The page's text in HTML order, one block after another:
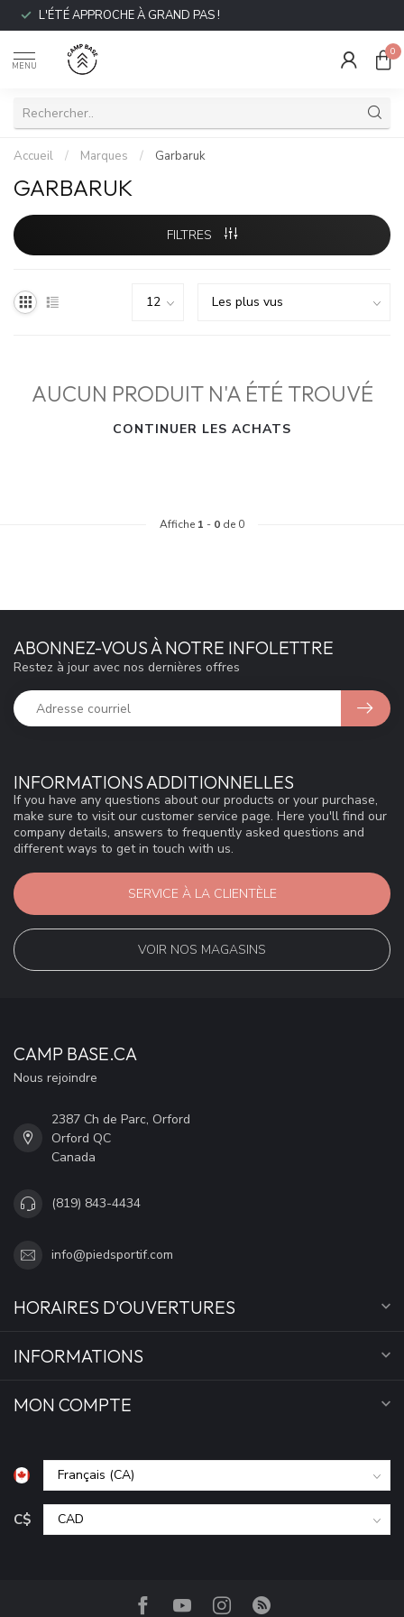
L'ÉTÉ APPROCHE À GRAND PAS !
MENU
0
Accueil / Marques / Garbaruk
GARBARUK
FILTRES
AUCUN PRODUIT N'A ÉTÉ TROUVÉ
CONTINUER LES ACHATS
Affiche 1 - 0 de 0
INFORMATIONS ADDITIONNELLES
If you have any questions about our products or your purchase,
make sure to visit our customer service page. Here you'll find our
company details, answers to frequently asked questions and
different ways to get in touch with us.
SERVICE À LA CLIENTÈLE
VOIR NOS MAGASINS
ABONNEZ-VOUS À NOTRE INFOLETTRE
Restez à jour avec nos dernières offres
CAMP BASE.CA
Nous rejoindre
2387 Ch de Parc, Orford
Orford QC
Canada
(819) 843-4434
info@piedsportif.com
HORAIRES D'OUVERTURES
INFORMATIONS
MON COMPTE
C$